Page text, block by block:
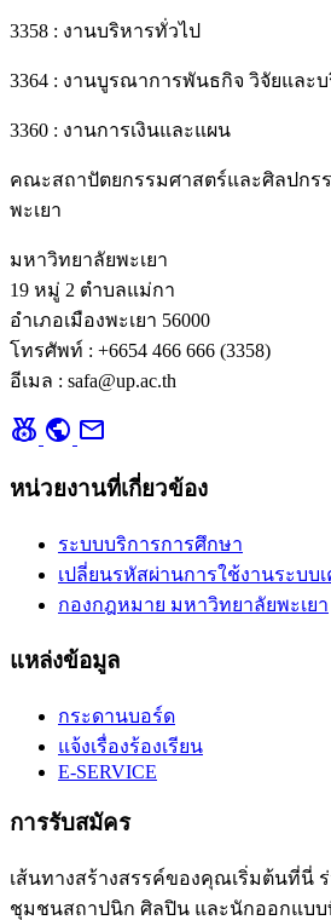
3358 : งานบริหารทั่วไป
3364 : งานบูรณาการพันธกิจ วิจัยและ
3360 : งานการเงินและแผน
คณะสถาปัตยกรรมศาสตร์และศิลปกร
พะเยา
มหาวิทยาลัยพะเยา
19 หมู่ 2 ตำบลแม่กา
อำเภอเมืองพะเยา 56000
โทรศัพท์ : +6654 466 666 (3358)
อีเมล : safa@up.ac.th
social_leaderboard public mail
หน่วยงานที่เกี่ยวข้อง
ระบบบริการการศึกษา
เปลี่ยนรหัสผ่านการใช้งานระบบ
กองกฎหมาย มหาวิทยาลัยพะเยา
แหล่งข้อมูล
กระดานบอร์ด
แจ้งเรื่องร้องเรียน
E-SERVICE
การรับสมัคร
เส้นทางสร้างสรรค์ของคุณเริ่มต้นที่นี่
ชุมชนสถาปนิก ศิลปิน และนักออกแบบ